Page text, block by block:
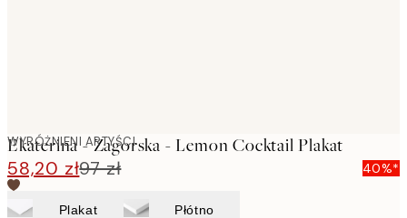
WYRÓŻNIENI ARTYŚCI
Ekaterina - Zagorska - Lemon Cocktail Plakat
58,20 zł97 zł 40%*
Plakat Płótno